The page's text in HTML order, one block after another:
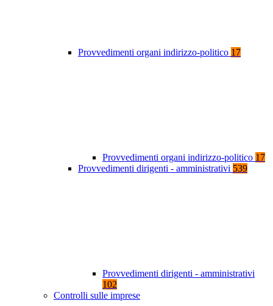
Provvedimenti organi indirizzo-politico 17
Provvedimenti organi indirizzo-politico 17
Provvedimenti dirigenti - amministrativi 539
Provvedimenti dirigenti - amministrativi
102
Controlli sulle imprese